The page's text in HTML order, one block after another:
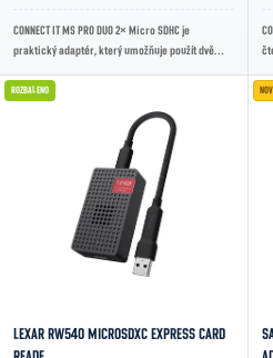
CONNECT IT MS PRO DUO 2× Micro SDHC je
praktický adaptér, který umožňuje použít dvě
PRO Duo.
ROZBALENO
LEXAR RW540 MICROSDXC EXPRESS CARD